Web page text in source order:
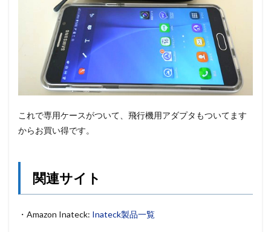
これで専用ケースがついて、飛行機用アダプタもついてます
からお買い得です。
関連サイト
・Amazon Inateck: Inateck製品一覧